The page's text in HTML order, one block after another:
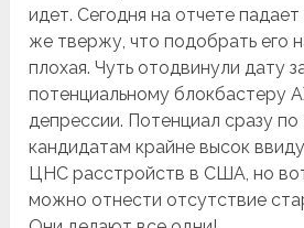
идет. Сегодня на отчете
же твержу, что подобрать его
плохая. Чуть отодвинули дату
потенциальному блокбастеру
депрессии. Потенциал сразу по
кандидатам крайне высок
ЦНС расстройств в США, но
можно отнести отсутствие